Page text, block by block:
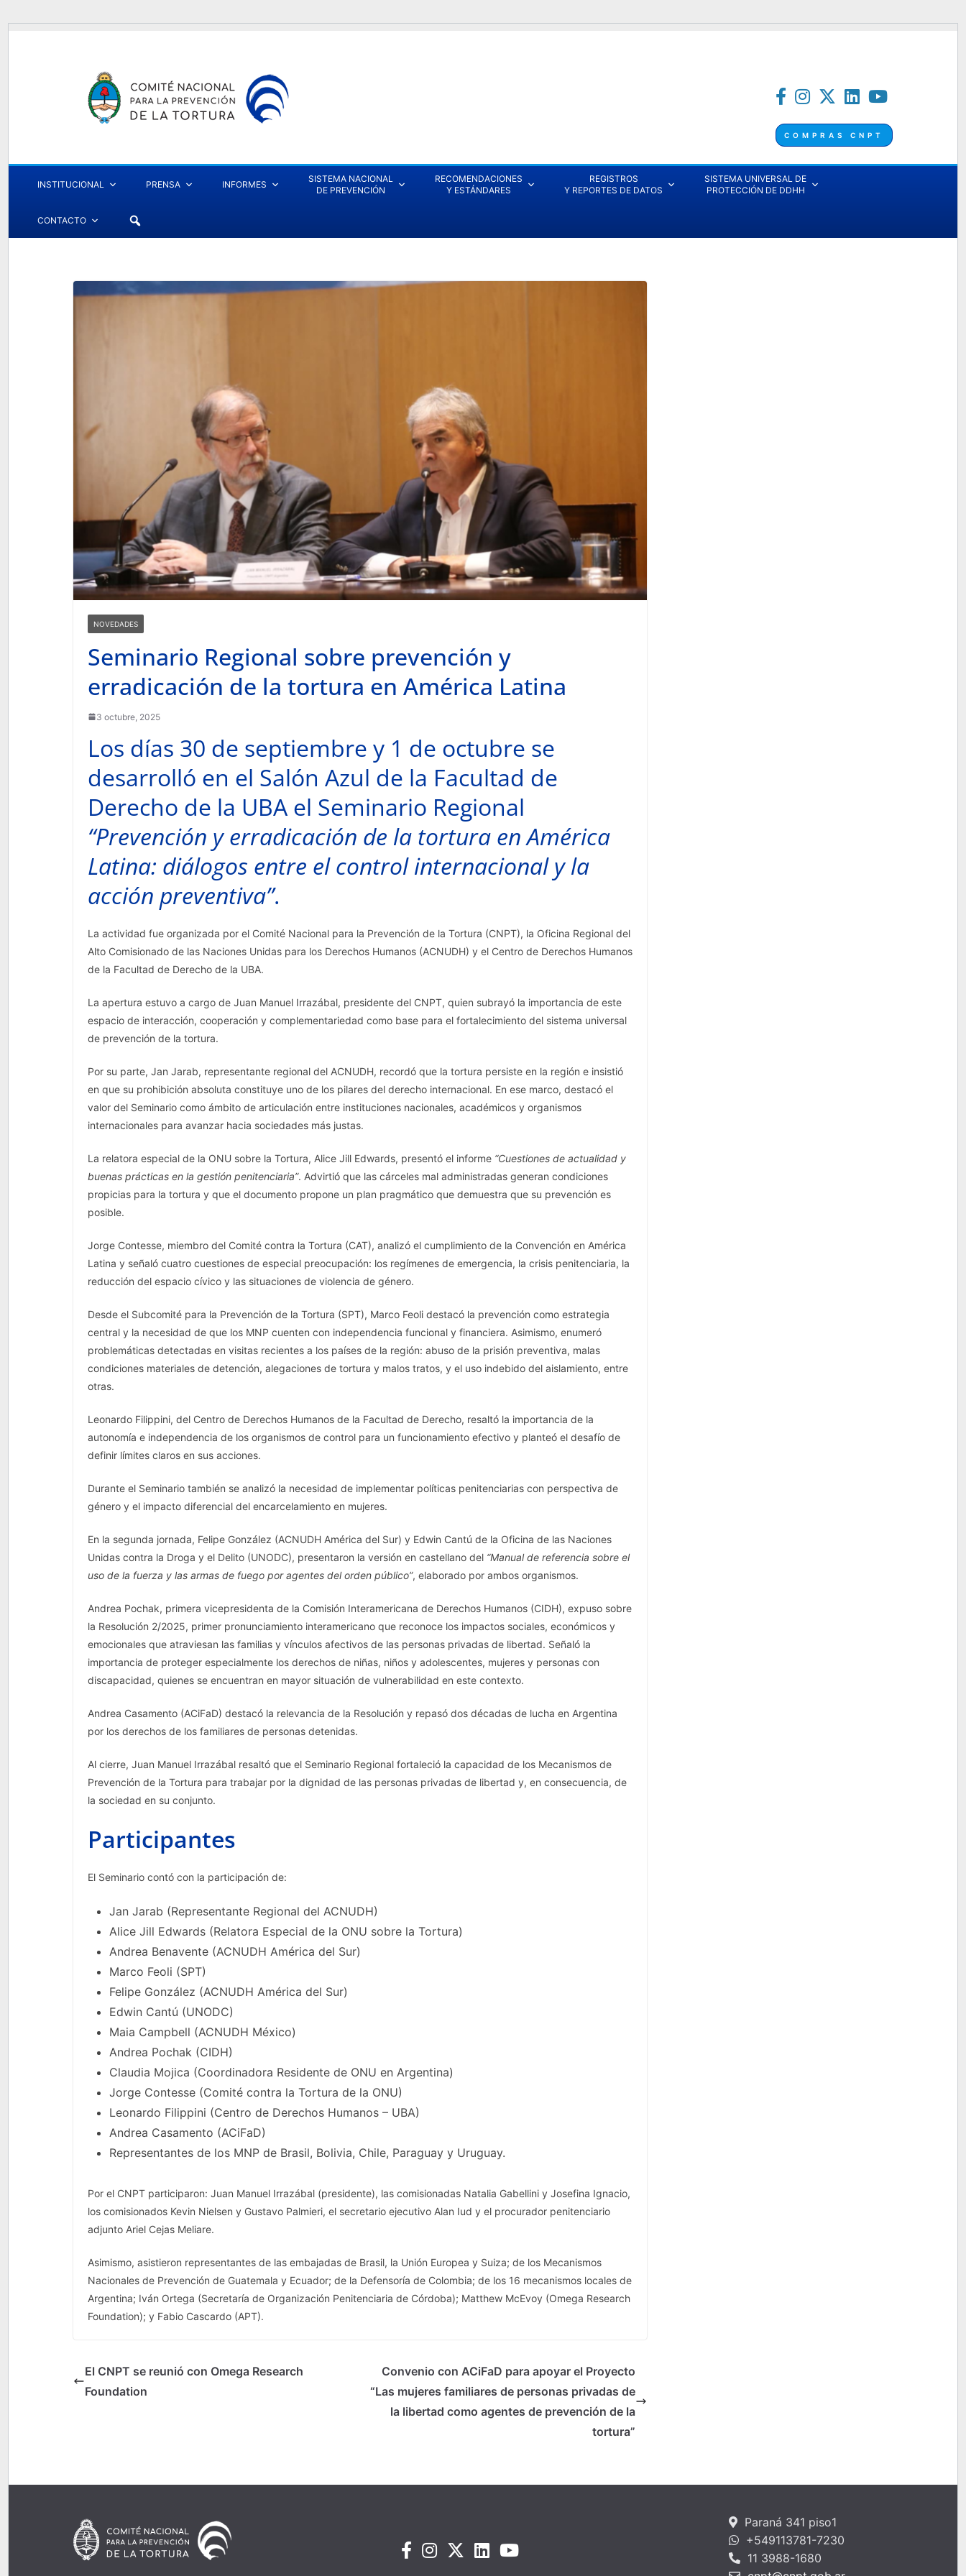
COMPRAS CNPT
INSTITUCIONAL PRENSA INFORMES
SISTEMA NACIONAL
DE PREVENCIÓN
RECOMENDACIONES
Y ESTÁNDARES
REGISTROS
Y REPORTES DE DATOS
SISTEMA UNIVERSAL DE
PROTECCIÓN DE DDHH
CONTACTO
NOVEDADES
Seminario Regional sobre prevención y
erradicación de la tortura en América Latina
3 octubre, 2025
Los días 30 de septiembre y 1 de octubre se
desarrolló en el Salón Azul de la Facultad de
Derecho de la UBA el Seminario Regional
“Prevención y erradicación de la tortura en América
Latina: diálogos entre el control internacional y la
acción preventiva”.
La actividad fue organizada por el Comité Nacional para la Prevención de la Tortura (CNPT), la Oficina Regional del
Alto Comisionado de las Naciones Unidas para los Derechos Humanos (ACNUDH) y el Centro de Derechos Humanos
de la Facultad de Derecho de la UBA.
La apertura estuvo a cargo de Juan Manuel Irrazábal, presidente del CNPT, quien subrayó la importancia de este
espacio de interacción, cooperación y complementariedad como base para el fortalecimiento del sistema universal
de prevención de la tortura.
Por su parte, Jan Jarab, representante regional del ACNUDH, recordó que la tortura persiste en la región e insistió
en que su prohibición absoluta constituye uno de los pilares del derecho internacional. En ese marco, destacó el
valor del Seminario como ámbito de articulación entre instituciones nacionales, académicos y organismos
internacionales para avanzar hacia sociedades más justas.
La relatora especial de la ONU sobre la Tortura, Alice Jill Edwards, presentó el informe “Cuestiones de actualidad y
buenas prácticas en la gestión penitenciaria”. Advirtió que las cárceles mal administradas generan condiciones
propicias para la tortura y que el documento propone un plan pragmático que demuestra que su prevención es
posible.
Jorge Contesse, miembro del Comité contra la Tortura (CAT), analizó el cumplimiento de la Convención en América
Latina y señaló cuatro cuestiones de especial preocupación: los regímenes de emergencia, la crisis penitenciaria, la
reducción del espacio cívico y las situaciones de violencia de género.
Desde el Subcomité para la Prevención de la Tortura (SPT), Marco Feoli destacó la prevención como estrategia
central y la necesidad de que los MNP cuenten con independencia funcional y financiera. Asimismo, enumeró
problemáticas detectadas en visitas recientes a los países de la región: abuso de la prisión preventiva, malas
condiciones materiales de detención, alegaciones de tortura y malos tratos, y el uso indebido del aislamiento, entre
otras.
Leonardo Filippini, del Centro de Derechos Humanos de la Facultad de Derecho, resaltó la importancia de la
autonomía e independencia de los organismos de control para un funcionamiento efectivo y planteó el desafío de
definir límites claros en sus acciones.
Durante el Seminario también se analizó la necesidad de implementar políticas penitenciarias con perspectiva de
género y el impacto diferencial del encarcelamiento en mujeres.
En la segunda jornada, Felipe González (ACNUDH América del Sur) y Edwin Cantú de la Oficina de las Naciones
Unidas contra la Droga y el Delito (UNODC), presentaron la versión en castellano del “Manual de referencia sobre el
uso de la fuerza y las armas de fuego por agentes del orden público”, elaborado por ambos organismos.
Andrea Pochak, primera vicepresidenta de la Comisión Interamericana de Derechos Humanos (CIDH), expuso sobre
la Resolución 2/2025, primer pronunciamiento interamericano que reconoce los impactos sociales, económicos y
emocionales que atraviesan las familias y vínculos afectivos de las personas privadas de libertad. Señaló la
importancia de proteger especialmente los derechos de niñas, niños y adolescentes, mujeres y personas con
discapacidad, quienes se encuentran en mayor situación de vulnerabilidad en este contexto.
Andrea Casamento (ACiFaD) destacó la relevancia de la Resolución y repasó dos décadas de lucha en Argentina
por los derechos de los familiares de personas detenidas.
Al cierre, Juan Manuel Irrazábal resaltó que el Seminario Regional fortaleció la capacidad de los Mecanismos de
Prevención de la Tortura para trabajar por la dignidad de las personas privadas de libertad y, en consecuencia, de
la sociedad en su conjunto.
Participantes
El Seminario contó con la participación de:
Jan Jarab (Representante Regional del ACNUDH)
Alice Jill Edwards (Relatora Especial de la ONU sobre la Tortura)
Andrea Benavente (ACNUDH América del Sur)
Marco Feoli (SPT)
Felipe González (ACNUDH América del Sur)
Edwin Cantú (UNODC)
Maia Campbell (ACNUDH México)
Andrea Pochak (CIDH)
Claudia Mojica (Coordinadora Residente de ONU en Argentina)
Jorge Contesse (Comité contra la Tortura de la ONU)
Leonardo Filippini (Centro de Derechos Humanos – UBA)
Andrea Casamento (ACiFaD)
Representantes de los MNP de Brasil, Bolivia, Chile, Paraguay y Uruguay.
Por el CNPT participaron: Juan Manuel Irrazábal (presidente), las comisionadas Natalia Gabellini y Josefina Ignacio,
los comisionados Kevin Nielsen y Gustavo Palmieri, el secretario ejecutivo Alan Iud y el procurador penitenciario
adjunto Ariel Cejas Meliare.
Asimismo, asistieron representantes de las embajadas de Brasil, la Unión Europea y Suiza; de los Mecanismos
Nacionales de Prevención de Guatemala y Ecuador; de la Defensoría de Colombia; de los 16 mecanismos locales de
Argentina; Iván Ortega (Secretaría de Organización Penitenciaria de Córdoba); Matthew McEvoy (Omega Research
Foundation); y Fabio Cascardo (APT).
El CNPT se reunió con Omega Research
Foundation
Convenio con ACiFaD para apoyar el Proyecto
“Las mujeres familiares de personas privadas de
la libertad como agentes de prevención de la
tortura”
Paraná 341 piso1
+549113781-7230
11 3988-1680